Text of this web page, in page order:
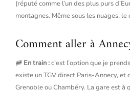
(réputé comme l’un des plus purs
montagnes. Même sous les nuages,
Comment aller à
🚞 En train :c’est l’option que je
existe un TGV direct Paris-Annecy, et
Grenoble ou Chambéry. La gare est à